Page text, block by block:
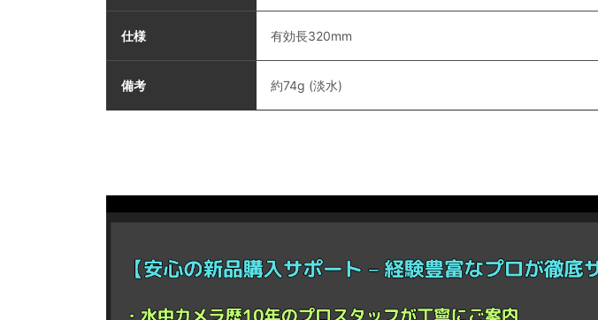
仕様 有効長320mm
備考 約74g (淡水)